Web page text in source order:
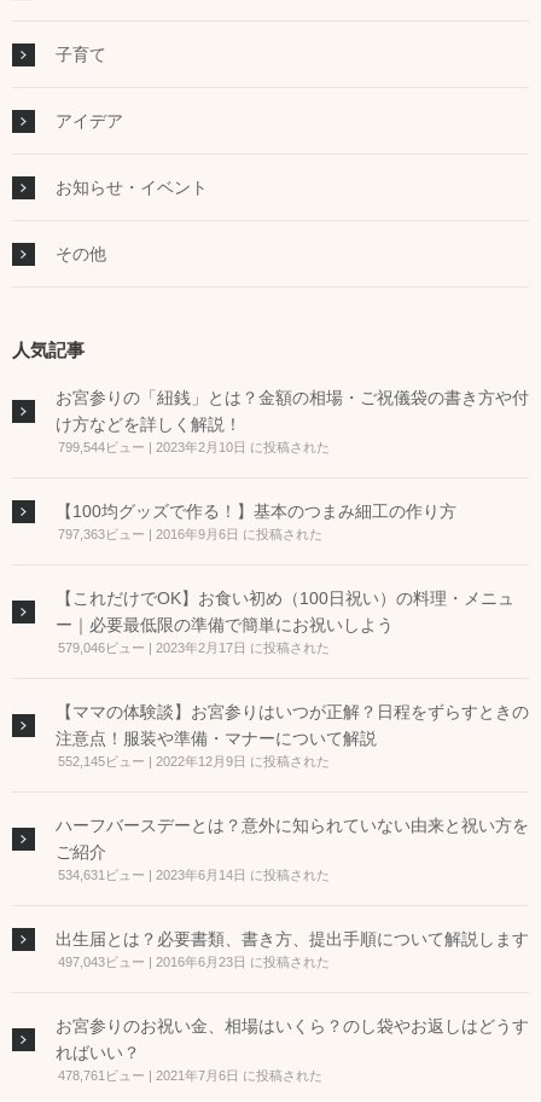
子育て
アイデア
お知らせ・イベント
その他
人気記事
お宮参りの「紐銭」とは？金額の相場・ご祝儀袋の書き方や付
け方などを詳しく解説！
799,544ビュー 2023年2月10日 に投稿された
【100均グッズで作る！】基本のつまみ細工の作り方
797,363ビュー 2016年9月6日 に投稿された
【これだけでOK】お食い初め（100日祝い）の料理・メニュ
ー｜必要最低限の準備で簡単にお祝いしよう
579,046ビュー 2023年2月17日 に投稿された
【ママの体験談】お宮参りはいつが正解？日程をずらすときの
注意点！服装や準備・マナーについて解説
552,145ビュー 2022年12月9日 に投稿された
ハーフバースデーとは？意外に知られていない由来と祝い方を
ご紹介
534,631ビュー 2023年6月14日 に投稿された
出生届とは？必要書類、書き方、提出手順について解説します
497,043ビュー 2016年6月23日 に投稿された
お宮参りのお祝い金、相場はいくら？のし袋やお返しはどうす
ればいい？
478,761ビュー 2021年7月6日 に投稿された